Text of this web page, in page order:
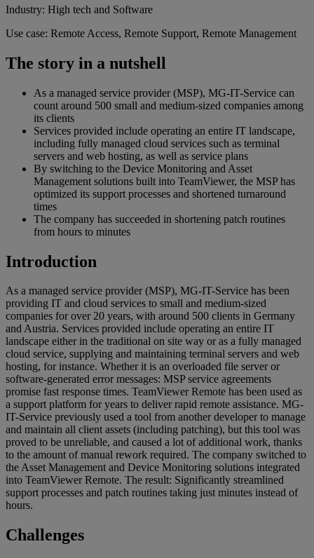
Industry: High tech and Software
Use case: Remote Access, Remote Support, Remote Management
The story in a nutshell
As a managed service provider (MSP), MG-IT-Service can
count around 500 small and medium-sized companies among
its clients
Services provided include operating an entire IT landscape,
including fully managed cloud services such as terminal
servers and web hosting, as well as service plans
By switching to the Device Monitoring and Asset
Management solutions built into TeamViewer, the MSP has
optimized its support processes and shortened turnaround
times
The company has succeeded in shortening patch routines
from hours to minutes
Introduction
As a managed service provider (MSP), MG-IT-Service has been
providing IT and cloud services to small and medium-sized
companies for over 20 years, with around 500 clients in Germany
and Austria. Services provided include operating an entire IT
landscape either in the traditional on site way or as a fully managed
cloud service, supplying and maintaining terminal servers and web
hosting, for instance. Whether it is an overloaded file server or
software-generated error messages: MSP service agreements
promise fast response times. TeamViewer Remote has been used as
a support platform for years to deliver rapid remote assistance. MG-
IT-Service previously used a tool from another developer to manage
and maintain all client assets (including patching), but this tool was
proved to be unreliable, and caused a lot of additional work, thanks
to the amount of manual rework required. The company switched to
the Asset Management and Device Monitoring solutions integrated
into TeamViewer Remote. The result: Significantly streamlined
support processes and patch routines taking just minutes instead of
hours.
Challenges